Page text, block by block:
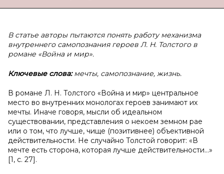
В статье авторы пытаются понять работу механизма
внутреннего самопознания героев Л. Н. Толстого в
романе «Война и мир».
Ключевые слова:мечты, самопознание, жизнь.
В романе Л. Н. Толстого «Война и мир» центральное
место во внутренних монологах героев занимают их
мечты. Иначе говоря, мысли об идеальном
существовании, представления о некоем земном рае
или о том, что лучше, чище (позитивнее) объективной
действительности. Не случайно Толстой говорит: «В
мечте есть сторона, которая лучше действительности…»
[1, с. 27].